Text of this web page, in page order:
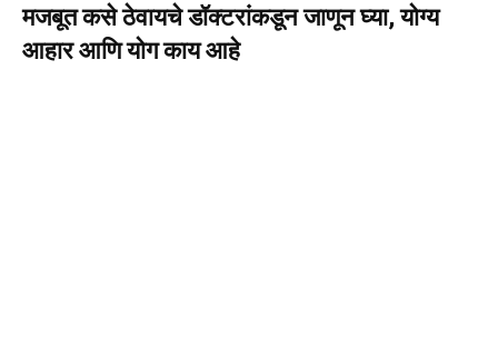
मजबूत कसे ठेवायचे डॉक्टरांकडून जाणून घ्या, योग्य
आहार आणि योग काय आहे